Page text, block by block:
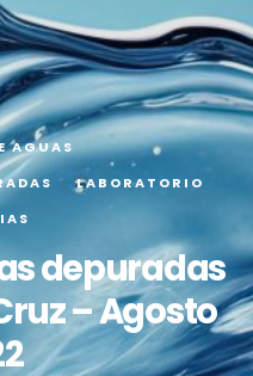
AGUAS
LABORATORIO
depuradas
– Agosto